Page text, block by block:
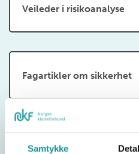
Samtykke
Veileder i risikoanalyse
Fagartikler om sikkerhet